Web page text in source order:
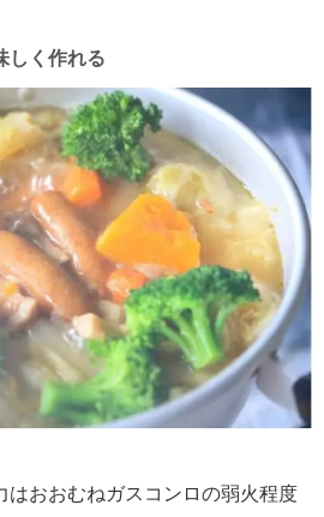
しく作れる
はおおむねガスコンロの弱火程度